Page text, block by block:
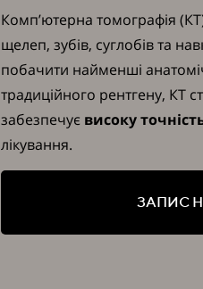
Комп’ютерна томографія
щелеп, зубів, суглобів та
побачити найменші
традиційного рентгену, КТ
забезпечує високу
лікування.
ЗАПИС